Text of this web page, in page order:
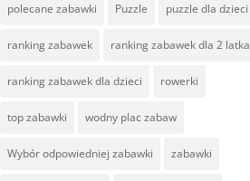
polecane zabawki Puzzle puzzle dla dzieci
ranking zabawek ranking zabawek dla 2 latka
ranking zabawek dla dzieci rowerki
top zabawki wodny plac zabaw
Wybór odpowiedniej zabawki zabawki